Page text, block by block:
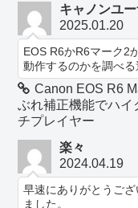
キャノンユ
2025.01.20
EOS R6かR6マーク2
動作するのかを調べ
Canon EOS R6
ぶれ補正機能でハ
チプレイヤー
楽々
2024.04.19
早速にありがとうご
ました。